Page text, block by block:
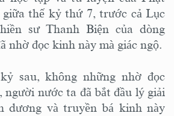
thế kỷ thứ 7, trước cả Lục
sư Thanh Biện của dòng
nhờ đọc kinh này mà giác ngộ.
sau, không những nhờ đọc
người nước ta đã bắt đầu lý giải
dương và truyền bá kinh này